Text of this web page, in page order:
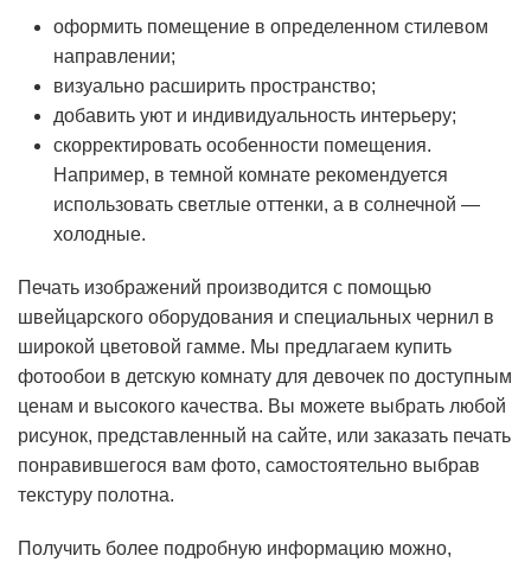
оформить помещение в определенном стилевом
направлении;
визуально расширить пространство;
добавить уют и индивидуальность интерьеру;
скорректировать особенности помещения.
Например, в темной комнате рекомендуется
использовать светлые оттенки, а в солнечной —
холодные.
Печать изображений производится с помощью
швейцарского оборудования и специальных чернил в
широкой цветовой гамме. Мы предлагаем купить
фотообои в детскую комнату для девочек по доступным
ценам и высокого качества. Вы можете выбрать любой
рисунок, представленный на сайте, или заказать печать
понравившегося вам фото, самостоятельно выбрав
текстуру полотна.
Получить более подробную информацию можно,